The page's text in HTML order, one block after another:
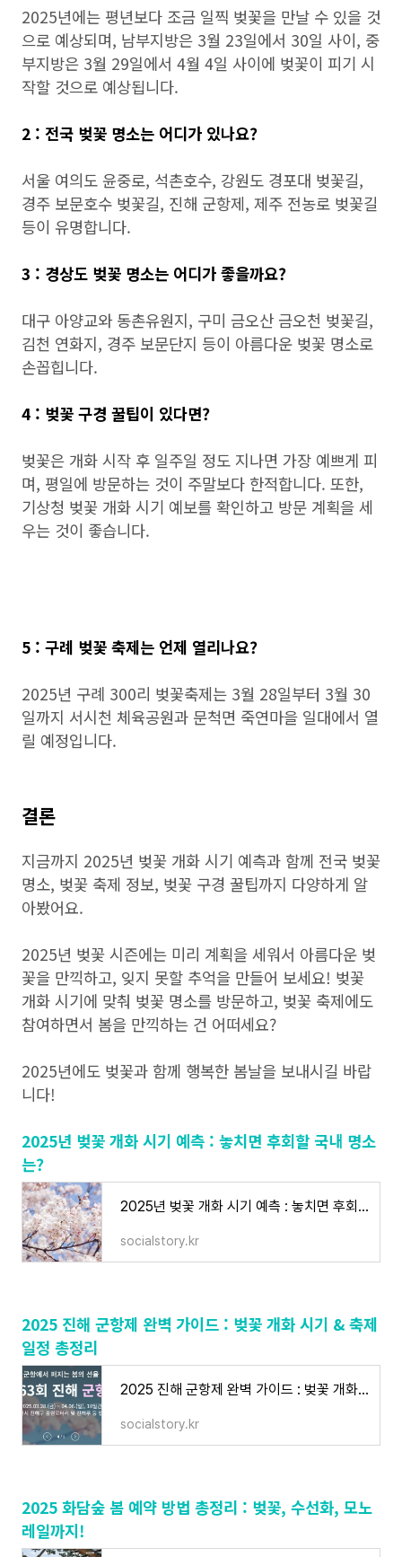
2025년에는 평년보다 조금 일찍 벚꽃을 만날 수 있을 것
으로 예상되며, 남부지방은 3월 23일에서 30일 사이, 중
부지방은 3월 29일에서 4월 4일 사이에 벚꽃이 피기 시
작할 것으로 예상됩니다.
2 : 전국 벚꽃 명소는 어디가 있나요?
서울 여의도 윤중로, 석촌호수, 강원도 경포대 벚꽃길,
경주 보문호수 벚꽃길, 진해 군항제, 제주 전농로 벚꽃길
등이 유명합니다.
3 : 경상도 벚꽃 명소는 어디가 좋을까요?
대구 아양교와 동촌유원지, 구미 금오산 금오천 벚꽃길,
김천 연화지, 경주 보문단지 등이 아름다운 벚꽃 명소로
손꼽힙니다.
4 : 벚꽃 구경 꿀팁이 있다면?
벚꽃은 개화 시작 후 일주일 정도 지나면 가장 예쁘게 피
며, 평일에 방문하는 것이 주말보다 한적합니다. 또한,
기상청 벚꽃 개화 시기 예보를 확인하고 방문 계획을 세
우는 것이 좋습니다.
5 : 구례 벚꽃 축제는 언제 열리나요?
2025년 구례 300리 벚꽃축제는 3월 28일부터 3월 30
일까지 서시천 체육공원과 문척면 죽연마을 일대에서 열
릴 예정입니다.
결론
지금까지 2025년 벚꽃 개화 시기 예측과 함께 전국 벚꽃
명소, 벚꽃 축제 정보, 벚꽃 구경 꿀팁까지 다양하게 알
아봤어요.
2025년 벚꽃 시즌에는 미리 계획을 세워서 아름다운 벚
꽃을 만끽하고, 잊지 못할 추억을 만들어 보세요! 벚꽃
개화 시기에 맞춰 벚꽃 명소를 방문하고, 벚꽃 축제에도
참여하면서 봄을 만끽하는 건 어떠세요?
2025년에도 벚꽃과 함께 행복한 봄날을 보내시길 바랍
니다!
2025년 벚꽃 개화 시기 예측 : 놓치면 후회할 국내 명소
는?
2025년 벚꽃 개화 시기 예측 : 놓치면 후회할 국내 명소는?
socialstory.kr
2025 진해 군항제 완벽 가이드 : 벚꽃 개화 시기 & 축제
일정 총정리
2025 진해 군항제 완벽 가이드 : 벚꽃 개화 시기 & 축제 일정 총정리
socialstory.kr
2025 화담숲 봄 예약 방법 총정리 : 벚꽃, 수선화, 모노
레일까지!